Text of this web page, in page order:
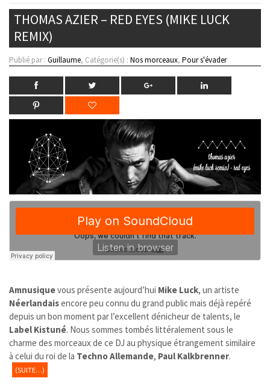
THOMAS AZIER – RED EYES (MIKE LUCK
REMIX)
Publié par : Guillaume, Catégorie(s) : Nos morceaux, Pour s'évader
Amnusiquevous présente aujourd’hui Mike Luck, un artiste
Néerlandaisencore peu connu du grand public mais déjà repéré
depuis un bon moment par l’excellent dénicheur de talents, le
Label Kistuné. Nous sommes tombés littéralement sous le
charme des morceaux de ce DJ au physique étrangement similaire
à celui du roi de la Techno Allemande, Paul Kalkbrenner.
(SUITE…)